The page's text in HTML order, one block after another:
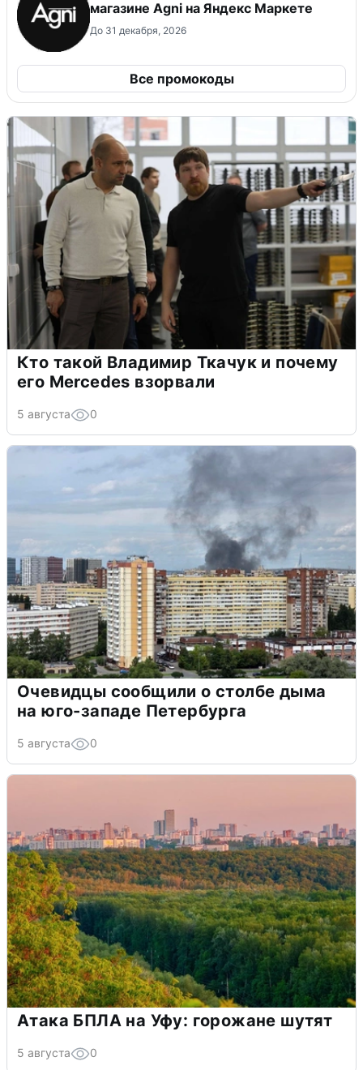
магазине Agni на Яндекс Маркете
До 31 декабря, 2026
Все промокоды
Кто такой Владимир Ткачук и почему
его Mercedes взорвали
5 августа 0
Очевидцы сообщили о столбе дыма
на юго-западе Петербурга
5 августа 0
Атака БПЛА на Уфу: горожане шутят
5 августа 0